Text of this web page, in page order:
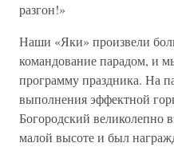
разгон!»
Наши «Яки» произвели
командование парадом, и
программу праздника. На
выполнения эффектной
Богородский
малой высоте и был